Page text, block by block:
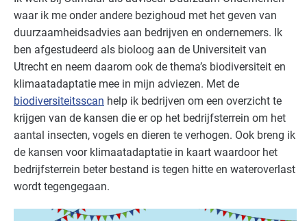
waar ik me onder andere bezighoud met het geven van
duurzaamheidsadvies aan bedrijven en ondernemers. Ik
ben afgestudeerd als bioloog aan de Universiteit van
Utrecht en neem daarom ook de thema’s biodiversiteit en
klimaatadaptatie mee in mijn adviezen. Met de
biodiversiteitsscan help ik bedrijven om een overzicht te
krijgen van de kansen die er op het bedrijfsterrein om het
aantal insecten, vogels en dieren te verhogen. Ook breng ik
de kansen voor klimaatadaptatie in kaart waardoor het
bedrijfsterrein beter bestand is tegen hitte en wateroverlast
wordt tegengegaan.